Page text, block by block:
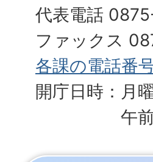
代表電話
ファックス
各課の電話番
開庁日時：月
午